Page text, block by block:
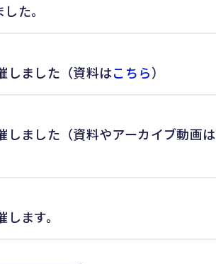
た。
しました（資料はこちら）
しました（資料やアーカイブ動画は
ます。